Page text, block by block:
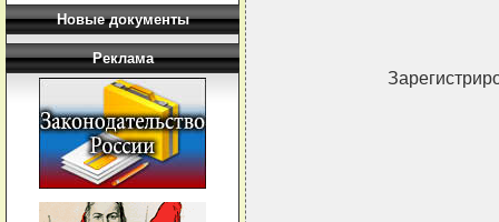
Новые документы
Реклама